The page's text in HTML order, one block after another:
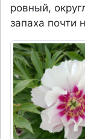
ровный,
запаха почти